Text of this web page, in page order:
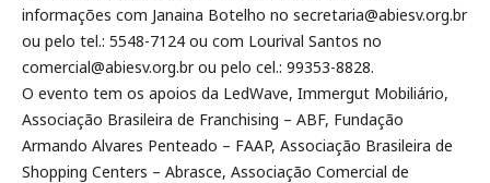
informações com Janaina Botelho no secretaria@abiesv.org.br
ou pelo tel.: 5548-7124 ou com Lourival Santos no
comercial@abiesv.org.br ou pelo cel.: 99353-8828.
O evento tem os apoios da LedWave, Immergut Mobiliário,
Associação Brasileira de Franchising – ABF, Fundação
Armando Alvares Penteado – FAAP, Associação Brasileira de
Shopping Centers – Abrasce, Associação Comercial de